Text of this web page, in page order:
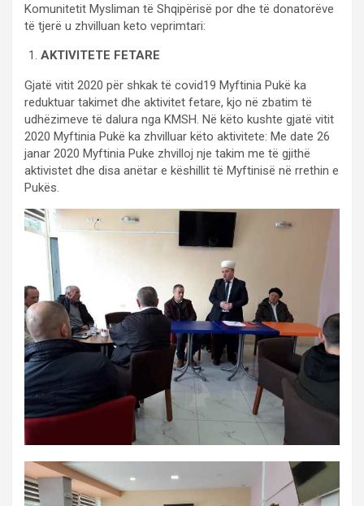
Komunitetit Mysliman të Shqipërisë por dhe të donatorëve
të tjerë u zhvilluan keto veprimtari:
AKTIVITETE FETARE
Gjatë vitit 2020 për shkak të covid19 Myftinia Pukë ka
reduktuar takimet dhe aktivitet fetare, kjo në zbatim të
udhëzimeve të dalura nga KMSH. Në këto kushte gjatë vitit
2020 Myftinia Pukë ka zhvilluar këto aktivitete: Me date 26
janar 2020 Myftinia Puke zhvilloj nje takim me të gjithë
aktivistet dhe disa anëtar e këshillit të Myftinisë në rrethin e
Pukës.